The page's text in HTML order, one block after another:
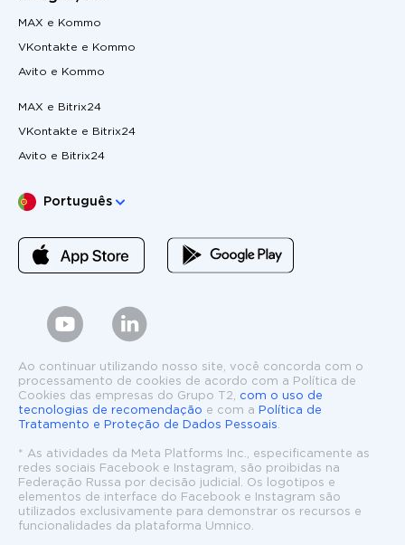
MAX e Kommo
VKontakte e Kommo
Avito e Kommo
MAX e Bitrix24
VKontakte e Bitrix24
Avito e Bitrix24
Escolha o seu idioma
Português
Ao continuar utilizando nosso site, você concorda com o
processamento de cookies de acordo com a Política de
Cookies das empresas do Grupo T2, com o uso de
tecnologias de recomendação e com a
Política de
Tratamento e Proteção de Dados Pessoais
* As atividades da Meta Platforms Inc., especificamente as
redes sociais Facebook e Instagram, são proibidas na
Federação Russa por decisão judicial. Os logotipos e
elementos de interface do Facebook e Instagram são
utilizados exclusivamente para demonstrar os recursos e
funcionalidades da plataforma Umnico.